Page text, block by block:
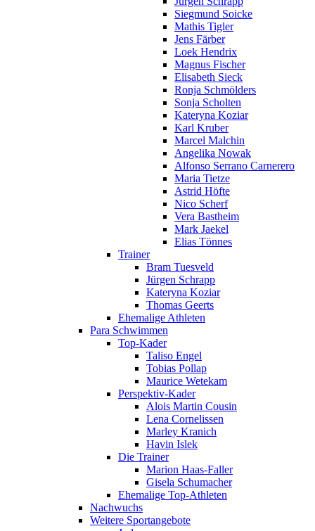
Siegmund Soicke
Mathis Tigler
Jens Färber
Loek Hendrix
Magnus Fischer
Elisabeth Sieck
Ronja Schmölders
Sonja Scholten
Kateryna Koziar
Karl Kruber
Marcel Malchin
Angelika Nowak
Alfonso Serrano Carnerero
Maria Tietze
Astrid Höfte
Nico Scherf
Vera Bastheim
Mark Jaekel
Elias Tönnes
Trainer
Bram Tuesveld
Jürgen Schrapp
Kateryna Koziar
Thomas Geerts
Ehemalige Athleten
Para Schwimmen
Top-Kader
Taliso Engel
Tobias Pollap
Maurice Wetekam
Perspektiv-Kader
Alois Martin Cousin
Lena Cornelissen
Marley Kranich
Havin Islek
Die Trainer
Marion Haas-Faller
Gisela Schumacher
Ehemalige Top-Athleten
Nachwuchs
Weitere Sportangebote